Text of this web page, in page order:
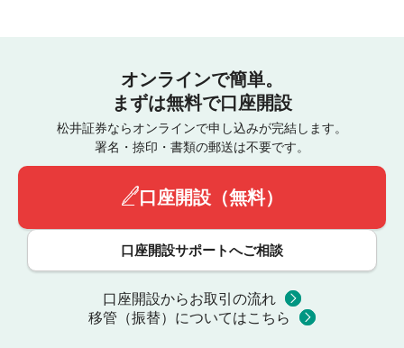
オンラインで簡単。
まずは無料で口座開設
松井証券ならオンラインで申し込みが完結します。
署名・捺印・書類の郵送は不要です。
口座開設（無料）
口座開設サポートへご相談
口座開設からお取引の流れ
移管（振替）についてはこちら